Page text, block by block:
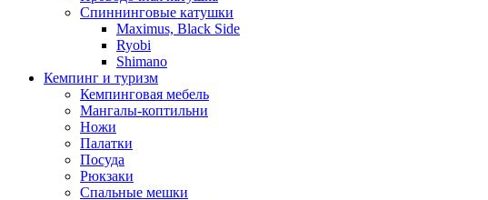
Спиннинговые катушки
Maximus, Black Side
Ryobi
Shimano
Кемпинг и туризм
Кемпинговая мебель
Мангалы-коптильни
Ножи
Палатки
Посуда
Рюкзаки
Спальные мешки